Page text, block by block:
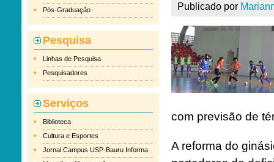
Pós-Graduação
Pesquisa
Linhas de Pesquisa
Pesquisadores
Serviços
Biblioteca
Cultura e Esportes
Jornal Campus USP-Bauru Informa
Publicado por
com previsão de
A reforma do